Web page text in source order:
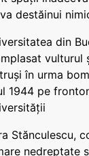
destăinui
din
vulturul
în urma
1944 pe
Stănculescu,
nedreptate